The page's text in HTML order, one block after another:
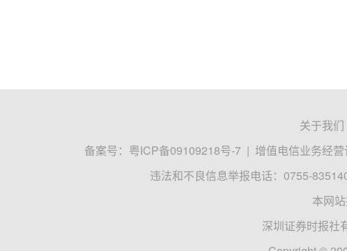
关于我们
备案号： 粤ICP备09109218号-7 | 增值电信业务经
违法和不良信息举报电话：0755-
本网
深圳证券时报社